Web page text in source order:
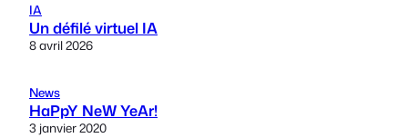
IA
Un défilé virtuel IA
8 avril 2026
News
HaPpY NeW YeAr!
3 janvier 2020